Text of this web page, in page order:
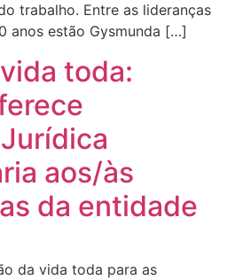
trabalho. Entre as lideranças
anos estão Gysmunda […]
toda:
aos/às
da entidade
da vida toda para as